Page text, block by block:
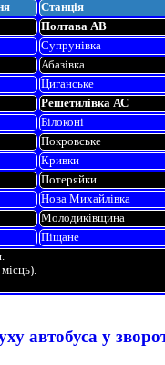
Станція
Полтава АВ
Супрунівка
Абазівка
Циганське
Решетилівка АС
Білоконі
Покровське
Кривки
Потеряйки
Нова Михайлівка
Молодиківщина
Піщане
автобуса у